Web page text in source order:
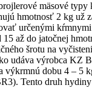
mäsové typy
hmotnosť 2 kg už
určenými
až do jatočnej
šrotu na
udáva výrobca KZ
výkrmnú dobu 4 – 5
Tento druh hydiny